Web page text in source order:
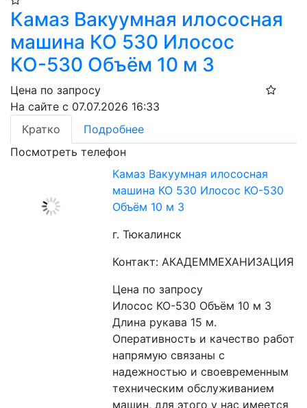
Камаз Вакуумная илососная
машина КО 530 Илосос
КО-530 Объём 10 м 3
Цена по запросу
На сайте с 07.07.2026 16:33
Кратко
Подробнее
Посмотреть телефон
Камаз Вакуумная илососная
машина КО 530 Илосос КО-530
Объём 10 м 3
г. Тюкалинск
Контакт: АКАДЕММЕХАНИЗАЦИЯ
Цена по запросу
Илосос КО-530 Объём 10 м 3
Длина рукава 15 м.
Оперативность и качество работ
напрямую связаны с
надежностью и своевременным
техническим обслуживанием
машин, для этого у нас имеется